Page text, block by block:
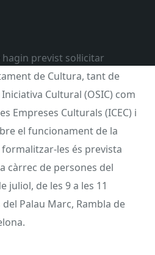
previst sol·licitar
de Cultura, tant de
Cultural (OSIC) com
Empreses Culturals (ICEC) i
el funcionament de la
les és prevista
càrrec de persones del
juliol, de les 9 a les 11
del Palau Marc, Rambla de